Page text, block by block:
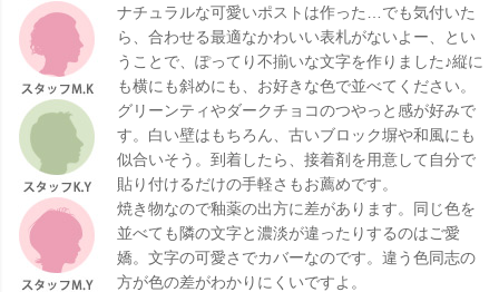
ナチュラルな可愛いポストは作った…でも気付いた
ら、合わせる最適なかわいい表札がないよー、とい
うことで、ぽってり不揃いな文字を作りました♪縦に
も横にも斜めにも、お好きな色で並べてください。
グリーンティやダークチョコのつやっと感が好みで
す。白い壁はもちろん、古いブロック塀や和風にも
似合いそう。到着したら、接着剤を用意して自分で
貼り付けるだけの手軽さもお薦めです。
焼き物なので釉薬の出方に差があります。同じ色を
並べても隣の文字と濃淡が違ったりするのはご愛
嬌。文字の可愛さでカバーなのです。違う色同志の
方が色の差がわかりにくいですよ。